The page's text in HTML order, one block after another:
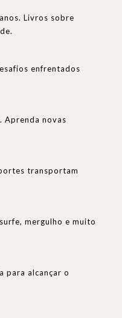
Livros sobre
enfrentados
Aprenda novas
transportam
mergulho e muito
para alcançar o